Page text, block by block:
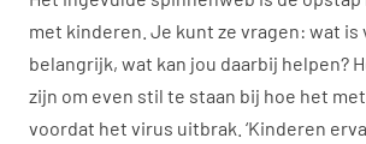
met kinderen. Je kunt ze vragen: wat is
belangrijk, wat kan jou daarbij helpen?
zijn om even stil te staan bij hoe het
voordat het virus uitbrak. ‘Kinderen